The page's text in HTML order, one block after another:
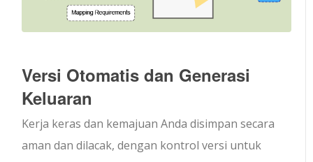
Versi Otomatis dan Generasi
Keluaran
Kerja keras dan kemajuan Anda disimpan secara
aman dan dilacak, dengan kontrol versi untuk